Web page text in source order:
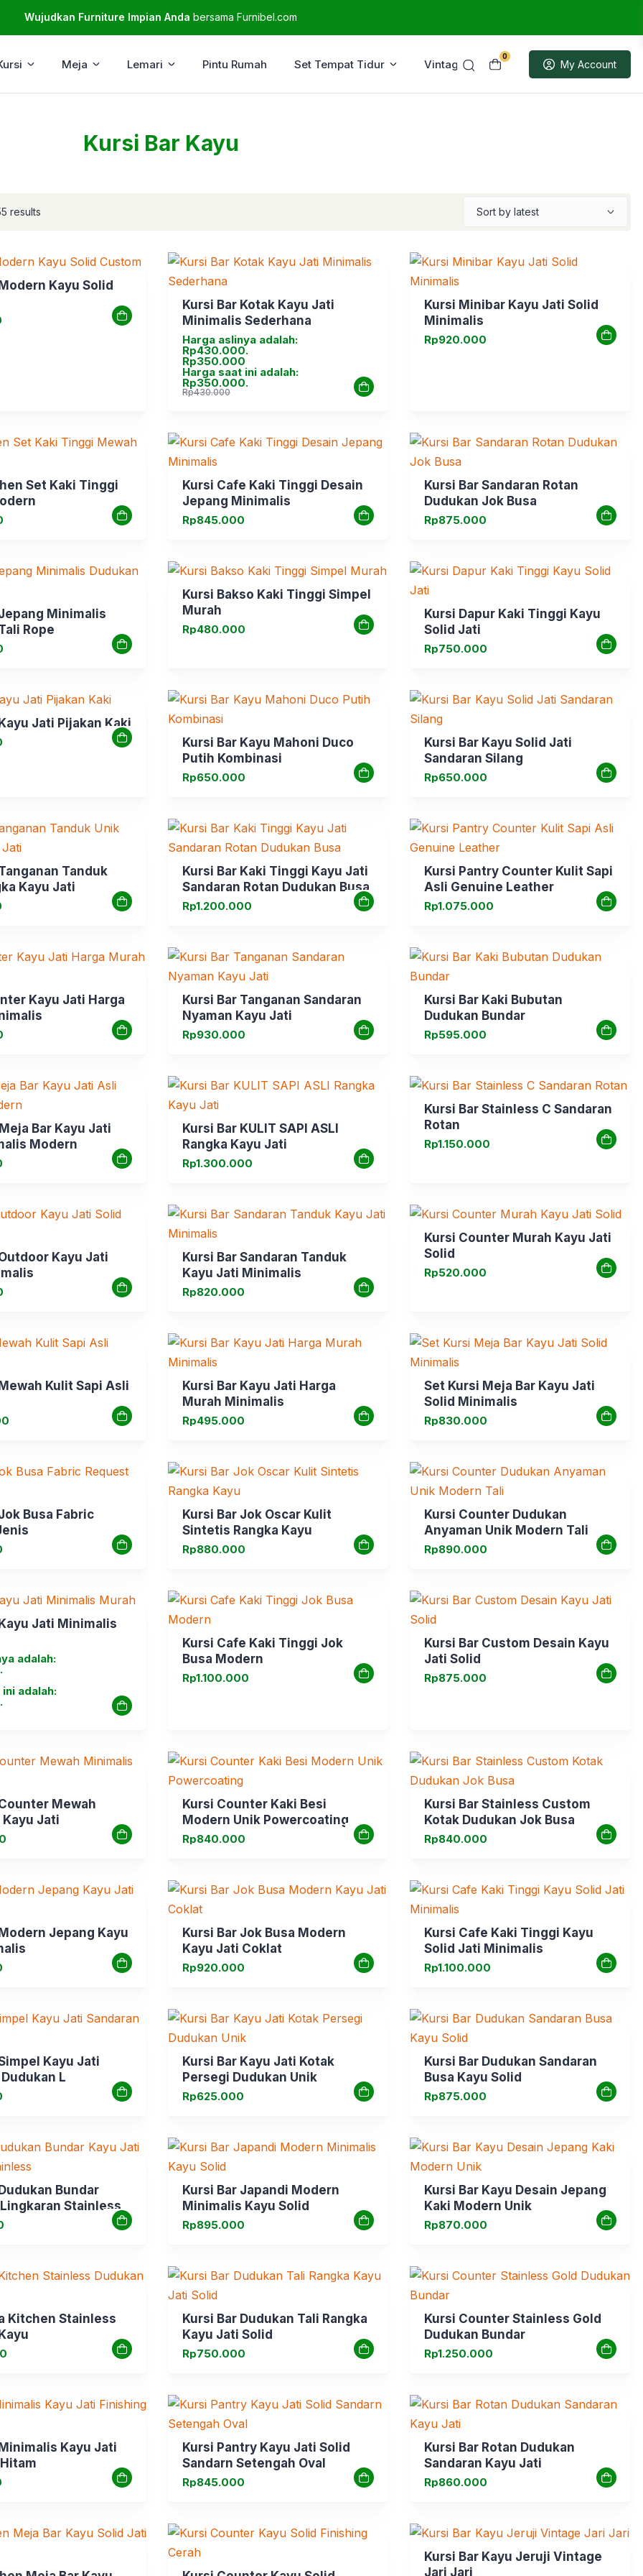
Wujudkan Furniture Impian Anda bersama Furnibel.com
0
My Account
Meja Lemari Pintu Rumah Set Tempat Tidur Vintage Sample
Kursi Bar Kayu
results
Kayu Solid
Kursi Bar Kotak Kayu Jati
Minimalis Sederhana
Rp430.000
Harga aslinya adalah:
Rp430.000.
Rp350.000
Harga saat ini adalah:
Rp350.000.
Kursi Minibar Kayu Jati Solid
Minimalis
Rp920.000
Set Kaki Tinggi
Kursi Cafe Kaki Tinggi Desain
Jepang Minimalis
Rp845.000
Kursi Bar Sandaran Rotan
Dudukan Jok Busa
Rp875.000
Minimalis
Rope
Kursi Bakso Kaki Tinggi Simpel
Murah
Rp480.000
Kursi Dapur Kaki Tinggi Kayu
Solid Jati
Rp750.000
Jati Pijakan Kaki
Kursi Bar Kayu Mahoni Duco
Putih Kombinasi
Rp650.000
Kursi Bar Kayu Solid Jati
Sandaran Silang
Rp650.000
Tanduk
Kayu Jati
Kursi Bar Kaki Tinggi Kayu Jati
Sandaran Rotan Dudukan Busa
Rp1.200.000
Kursi Pantry Counter Kulit Sapi
Asli Genuine Leather
Rp1.075.000
Kayu Jati Harga
Kursi Bar Tanganan Sandaran
Nyaman Kayu Jati
Rp930.000
Kursi Bar Kaki Bubutan
Dudukan Bundar
Rp595.000
Bar Kayu Jati
Modern
Kursi Bar KULIT SAPI ASLI
Rangka Kayu Jati
Rp1.300.000
Kursi Bar Stainless C Sandaran
Rotan
Rp1.150.000
Kayu Jati
Kursi Bar Sandaran Tanduk
Kayu Jati Minimalis
Rp820.000
Kursi Counter Murah Kayu Jati
Solid
Rp520.000
Kulit Sapi Asli
Kursi Bar Kayu Jati Harga
Murah Minimalis
Rp495.000
Set Kursi Meja Bar Kayu Jati
Solid Minimalis
Rp830.000
Busa Fabric
Kursi Bar Jok Oscar Kulit
Sintetis Rangka Kayu
Rp880.000
Kursi Counter Dudukan
Anyaman Unik Modern Tali
Rp890.000
Jati Minimalis
adalah:
adalah:
Kursi Cafe Kaki Tinggi Jok
Busa Modern
Rp1.100.000
Kursi Bar Custom Desain Kayu
Jati Solid
Rp875.000
Mewah
Jati
Kursi Counter Kaki Besi
Modern Unik Powercoating
Rp840.000
Kursi Bar Stainless Custom
Kotak Dudukan Jok Busa
Rp840.000
Jepang Kayu
Kursi Bar Jok Busa Modern
Kayu Jati Coklat
Rp920.000
Kursi Cafe Kaki Tinggi Kayu
Solid Jati Minimalis
Rp1.100.000
Kayu Jati
L
Kursi Bar Kayu Jati Kotak
Persegi Dudukan Unik
Rp625.000
Kursi Bar Dudukan Sandaran
Busa Kayu Solid
Rp875.000
Bundar
Stainless
Kursi Bar Japandi Modern
Minimalis Kayu Solid
Rp895.000
Kursi Bar Kayu Desain Jepang
Kaki Modern Unik
Rp870.000
Kitchen Stainless
Kursi Bar Dudukan Tali Rangka
Kayu Jati Solid
Rp750.000
Kursi Counter Stainless Gold
Dudukan Bundar
Rp1.250.000
Kayu Jati
Kursi Pantry Kayu Jati Solid
Sandarn Setengah Oval
Rp845.000
Kursi Bar Rotan Dudukan
Sandaran Kayu Jati
Rp860.000
Kursi Bar Kayu Jeruji Vintage
Jari Jari